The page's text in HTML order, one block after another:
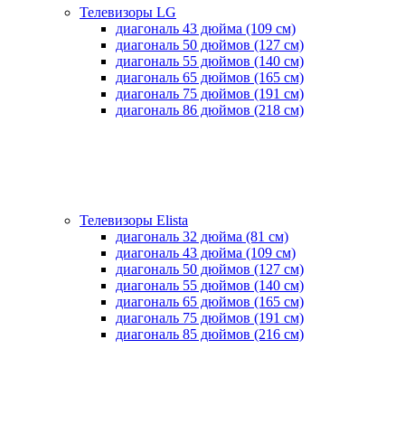
Телевизоры LG
диагональ 43 дюйма (109 см)
диагональ 50 дюймов (127 см)
диагональ 55 дюймов (140 cм)
диагональ 65 дюймов (165 cм)
диагональ 75 дюймов (191 см)
диагональ 86 дюймов (218 см)
Телевизоры Elista
диагональ 32 дюйма (81 см)
диагональ 43 дюйма (109 см)
диагональ 50 дюймов (127 см)
диагональ 55 дюймов (140 cм)
диагональ 65 дюймов (165 cм)
диагональ 75 дюймов (191 см)
диагональ 85 дюймов (216 см)